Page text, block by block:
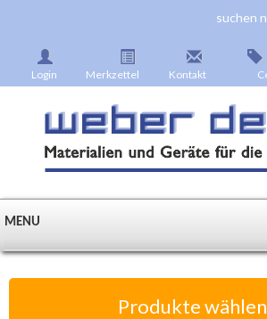
Login Merkzettel Kontakt
MENU
Produkte wählen